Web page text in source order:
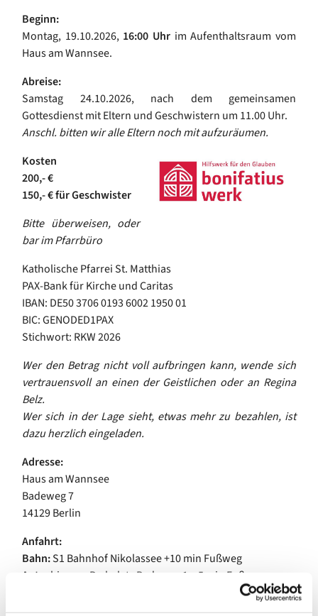
Beginn:
Montag, 19.10.2026, 16:00 Uhr im Aufenthaltsraum vom
Haus am Wannsee.
Abreise:
Samstag 24.10.2026, nach dem gemeinsamen
Gottesdienst mit Eltern und Geschwistern um 11.00 Uhr.
Anschl. bitten wir alle Eltern noch mit aufzuräumen.
Kosten
200,- €
150,- € für Geschwister
Bitte überweisen, oder
bar im Pfarrbüro
Katholische Pfarrei St. Matthias
PAX-Bank für Kirche und Caritas
IBAN: DE50 3706 0193 6002 1950 01
BIC: GENODED1PAX
Stichwort: RKW 2026
Wer den Betrag nicht voll aufbringen kann, wende sich
vertrauensvoll an einen der Geistlichen oder an Regina
Belz.
Wer sich in der Lage sieht, etwas mehr zu bezahlen, ist
dazu herzlich eingeladen.
Adresse:
Haus am Wannsee
Badeweg 7
14129 Berlin
Anfahrt:
Bahn:S1 Bahnhof Nikolassee +10 min Fußweg
Auto: bis zum Parkplatz Badeweg 1 + 5 min Fußweg